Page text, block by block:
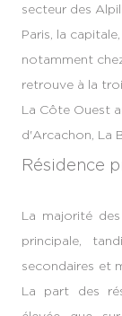
secteur des
Paris, la
notamment
retrouve à la
La Côte Ouest
d'Arcachon, La
Résidence
La majorité
principale,
secondaires et
La part des